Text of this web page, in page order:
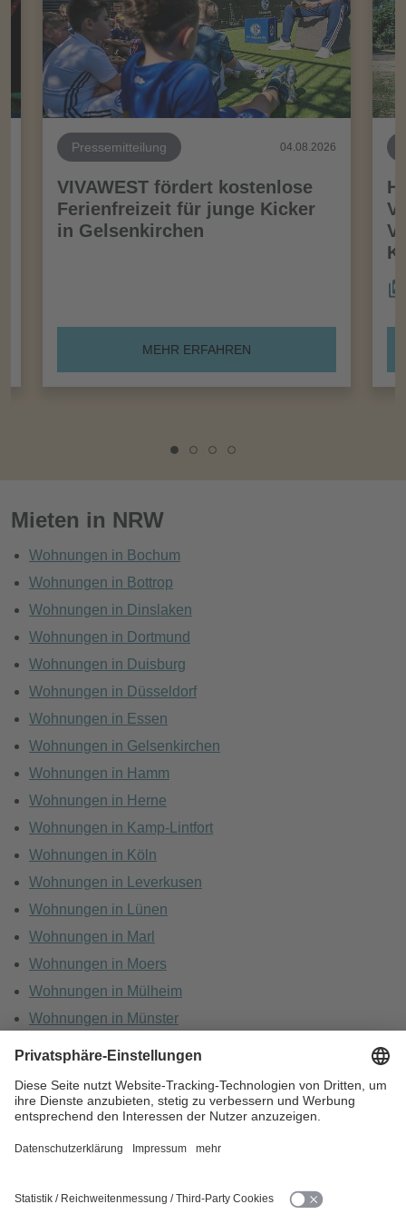
Pressemitteilung 04.08.2026
VIVAWEST fördert kostenlose
Ferienfreizeit für junge Kicker
in Gelsenkirchen
MEHR ERFAHREN
Mieten in NRW
Wohnungen in Bochum
Wohnungen in Bottrop
Wohnungen in Dinslaken
Wohnungen in Dortmund
Wohnungen in Duisburg
Wohnungen in Düsseldorf
Wohnungen in Essen
Wohnungen in Gelsenkirchen
Wohnungen in Hamm
Wohnungen in Herne
Wohnungen in Kamp-Lintfort
Wohnungen in Köln
Wohnungen in Leverkusen
Wohnungen in Lünen
Wohnungen in Marl
Wohnungen in Moers
Wohnungen in Mülheim
Wohnungen in Münster
HOME KARRIERE
BARRIEREFREIHEIT IMPRESSUM